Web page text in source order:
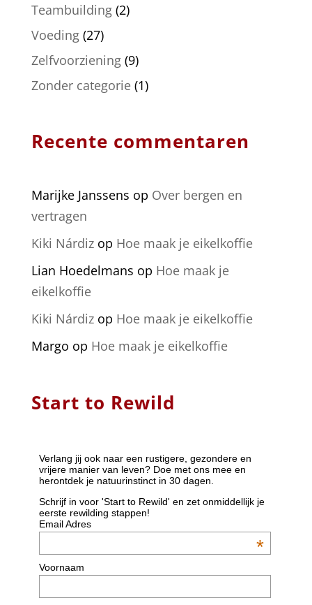
Teambuilding(2)
Voeding(27)
Zelfvoorziening(9)
Zonder categorie(1)
Recente commentaren
Marijke Janssens op Over bergen en
vertragen
Kiki Nárdizop Hoe maak je eikelkoffie
Lian Hoedelmans op Hoe maak je
eikelkoffie
Kiki Nárdizop Hoe maak je eikelkoffie
Margo op Hoe maak je eikelkoffie
Start to Rewild
Verlang jij ook naar een rustigere, gezondere en
vrijere manier van leven? Doe met ons mee en
herontdek je natuurinstinct in 30 dagen.
Schrijf in voor 'Start to Rewild' en zet onmiddellijk je
eerste rewilding stappen!
Email Adres
*
Voornaam